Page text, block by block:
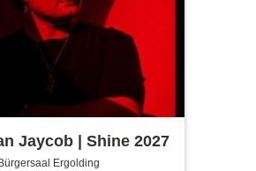
Jaycob | Shine 2027
Ergolding